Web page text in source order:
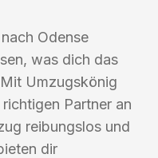
Odense
was dich das
Umzugskönig
Partner an
reibungslos und
dir